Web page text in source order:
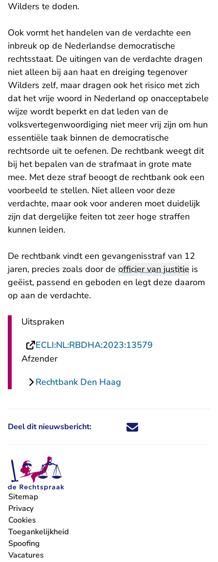
Wilders te doden.
Ook vormt het handelen van de verdachte een
inbreuk op de Nederlandse democratische
rechtsstaat. De uitingen van de verdachte dragen
niet alleen bij aan haat en dreiging tegenover
Wilders zelf, maar dragen ook het risico met zich
dat het vrije woord in Nederland op onacceptabele
wijze wordt beperkt en dat leden van de
volksvertegenwoordiging niet meer vrij zijn om hun
essentiële taak binnen de democratische
rechtsorde uit te oefenen. De rechtbank weegt dit
bij het bepalen van de strafmaat in grote mate
mee. Met deze straf beoogt de rechtbank ook een
voorbeeld te stellen. Niet alleen voor deze
verdachte, maar ook voor anderen moet duidelijk
zijn dat dergelijke feiten tot zeer hoge straffen
kunnen leiden.
De rechtbank vindt een gevangenisstraf van 12
jaren, precies zoals door de officier van justitie is
geëist, passend en geboden en legt deze daarom
op aan de verdachte.
Uitspraken
ECLI:NL:RBDHA:2023:13579
Afzender
Rechtbank Den Haag
Deel dit nieuwsbericht: Deel dit nieuwsbericht via X -
Deel dit nieuwsbericht via
Deel dit nieuwsbericht
Deel dit
Sitemap
Privacy
Cookies
Toegankelijkheid
Spoofing
Vacatures
- U verlaat Rechtspraak.nl